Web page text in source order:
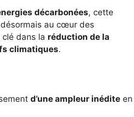
décarbonées, cette
désormais au cœur des
dans la réduction de la
climatiques.
d’une ampleur inédite en